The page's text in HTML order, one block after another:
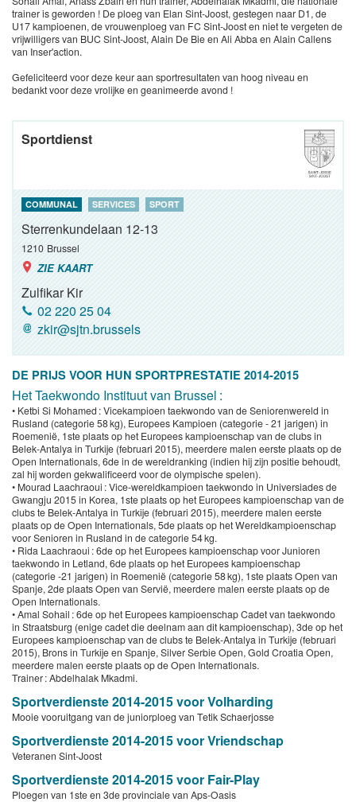
trainer is geworden ! De ploeg van Elan Sint-Joost, gestegen naar D1, de
U17 kampioenen, de vrouwenploeg van FC Sint-Joost en niet te vergeten de
vrijwilligers van BUC Sint-Joost, Alain De Bie en Ali Abba en Alain Callens
van Inser'action.
Gefeliciteerd voor deze keur aan sportresultaten van hoog niveau en
bedankt voor deze vrolijke en geanimeerde avond !
Sportdienst
COMMUNAL SERVICES SPORT
Sterrenkundelaan 12-13
1210 Brussel
ZIE KAART
Zulfikar Kir
02 220 25 04
zkir@sjtn.brussels
DE PRIJS VOOR HUN SPORTPRESTATIE 2014-2015
Het Taekwondo Instituut van Brussel :
• Ketbi Si Mohamed : Vicekampioen taekwondo van de Seniorenwereld in
Rusland (categorie 58 kg), Europees Kampioen (categorie - 21 jarigen) in
Roemenië, 1ste plaats op het Europees kampioenschap van de clubs in
Belek-Antalya in Turkije (februari 2015), meerdere malen eerste plaats op de
Open Internationals, 6de in de wereldranking (indien hij zijn positie behoudt,
zal hij worden gekwalificeerd voor de olympische spelen).
• Mourad Laachraoui : Vice-wereldkampioen taekwondo in Universiades de
Gwangju 2015 in Korea, 1ste plaats op het Europees kampioenschap van de
clubs te Belek-Antalya in Turkije (februari 2015), meerdere malen eerste
plaats op de Open Internationals, 5de plaats op het Wereldkampioenschap
voor Senioren in Rusland in de categorie 54 kg.
• Rida Laachraoui : 6de op het Europees kampioenschap voor Junioren
taekwondo in Letland, 6de plaats op het Europees kampioenschap
(categorie -21 jarigen) in Roemenië (categorie 58 kg), 1ste plaats Open van
Spanje, 2de plaats Open van Servië, meerdere malen eerste plaats op de
Open Internationals.
• Amal Sohail : 6de op het Europees kampioenschap Cadet van taekwondo
in Straatsburg (enige cadet die deelnam aan dit kampioenschap), 3de op het
Europees kampioenschap van de clubs te Belek-Antalya in Turkije (februari
2015), Brons in Turkije en Spanje, Silver Serbie Open, Gold Croatia Open,
meerdere malen eerste plaats op de Open Internationals.
Trainer : Abdelhalak Mkadmi.
Sportverdienste 2014-2015 voor Volharding
Mooie vooruitgang van de juniorploeg van Tetik Schaerjosse
Sportverdienste 2014-2015 voor Vriendschap
Veteranen Sint-Joost
Sportverdienste 2014-2015 voor Fair-Play
Ploegen van 1ste en 3de provinciale van Aps-Oasis